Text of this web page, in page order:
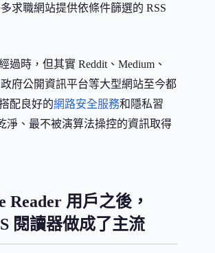
多求職網站提供依條件篩選的 RSS
過時，但其實 Reddit、Medium、
府公開資訊平台等大型網站至今都
配良好的網路安全服務和隱私習
淨、最不被演算法操控的資訊取得
Reader 用戶之後，
閱讀器做成了主流